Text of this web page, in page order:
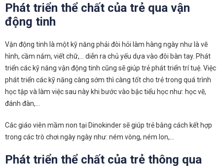
Phát triển thể chất của trẻ qua vận
động tinh
Vận động tinh là một kỹ năng phải đòi hỏi làm hàng ngày như là vẽ
hình, cầm nắm, viết chữ,… diễn ra chủ yếu dựa vào đôi bàn tay. Phát
triển các kỹ năng vận động tinh cũng sẽ giúp trẻ phát triển trí tuệ. Việc
phát triển các kỹ năng càng sớm thì càng tốt cho trẻ trong quá trình
học tập và làm việc sau này khi bước vào bậc tiểu học như: học vẽ,
đánh đàn,…
Các giáo viên mầm non tại Dinokinder sẽ giúp trẻ bằng cách kết hợp
trong các trò chơi ngày ngày như: ném vòng, ném lon,…
Phát triển thể chất của trẻ thông qua